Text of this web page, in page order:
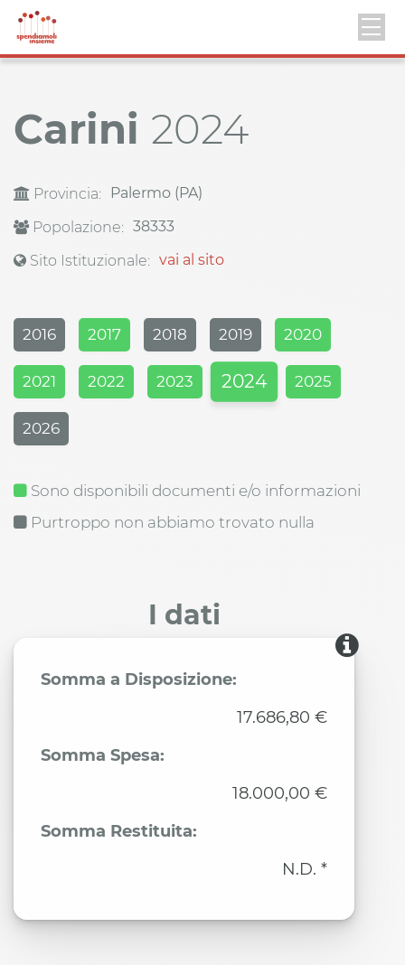
Carini 2024
Provincia:
Palermo (PA)
Popolazione: 38333
Sito Istituzionale: vai al sito
2016 2017 2018 2019 2020
2021 2022 2023 2024 2025
2026
Sono disponibili documenti e/o informazioni
Purtroppo non abbiamo trovato nulla
I dati
Somma a Disposizione:
17.686,80 €
Somma Spesa:
18.000,00 €
Somma Restituita:
N.D. *